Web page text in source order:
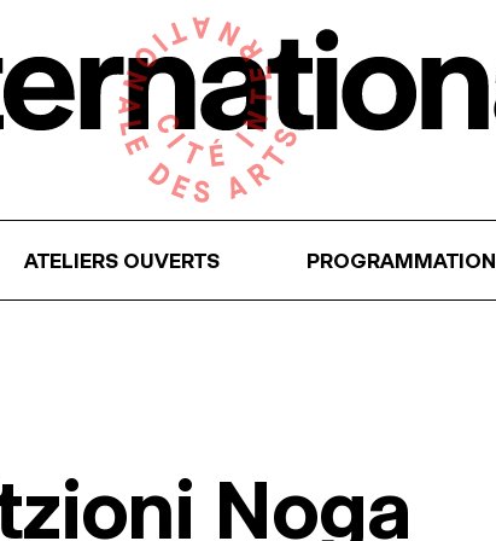
ATELIERS OUVERTS PROGRAMMATION
Noga